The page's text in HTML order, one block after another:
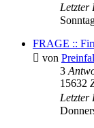
Letzter
FRAGE ::
von
3
15632
Letzter